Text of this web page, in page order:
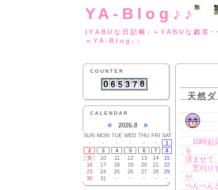
YA-Blog♪♪
(YABUな日記帳♪
＝YA-Blog♪♪
COUNTER
CALENDAR
« 2026.8 »
SUN MON TUE WED THU FRI SAT
-
- - - - -
1
2
3 4 5 6 7
8
9
10 11 12 13 14
15
16
17 18 19 20 21
22
23
24 25 26 27 28
29
30
31 - - - - -
天然
10時起
を
済ませて
芝刈り
が、
ぺんぺん